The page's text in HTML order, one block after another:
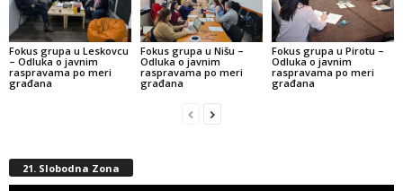
Fokus grupa u Leskovcu
– Odluka o javnim
raspravama po meri
građana
Fokus grupa u Nišu –
Odluka o javnim
raspravama po meri
građana
Fokus grupa u Pirotu –
Odluka o javnim
raspravama po meri
građana
21. Slobodna Zona